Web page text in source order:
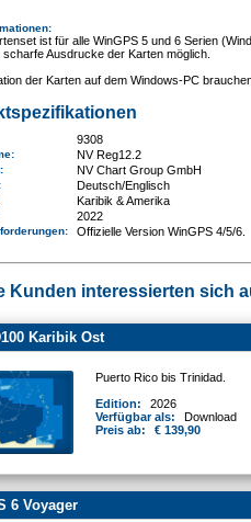
:
ist für alle WinGPS 5 und 6 Serien
Ausdrucke der Karten möglich.
der Karten auf dem Windows-PC
9308
: NV Reg12.2
NV Chart Group GmbH
Deutsch/Englisch
Karibik & Amerika
2022
: Offizielle Version WinGPS 4/5/6.
Kunden interessierten sich
Karibik Ost
Puerto Rico bis Trinidad.
Edition:
2026
Verfügbar als:
Download
Preis ab:
€ 139,90
6 Voyager